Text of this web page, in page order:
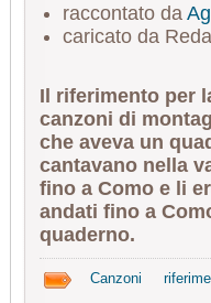
raccontato da
caricato da
Il riferimento per
canzoni di
che aveva un
cantavano nella
fino a Como e li
andati fino a
quaderno.
Canzoni